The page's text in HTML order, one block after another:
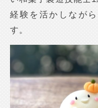
経験を活かしなが
す。